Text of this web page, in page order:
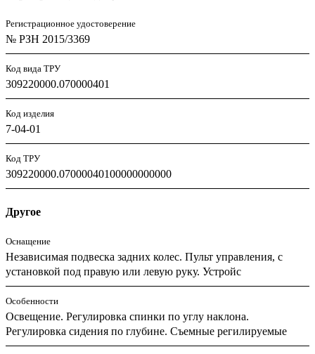
Регистрационное удостоверение
№ РЗН 2015/3369
Код вида ТРУ
309220000.070000401
Код изделия
7-04-01
Код ТРУ
309220000.07000040100000000000
Другое
Оснащение
Независимая подвеска задних колес. Пульт управления, с
установкой под правую или левую руку. Устройс
Особенности
Освещение. Регулировка спинки по углу наклона.
Регулировка сидения по глубине. Съемные регилируемые